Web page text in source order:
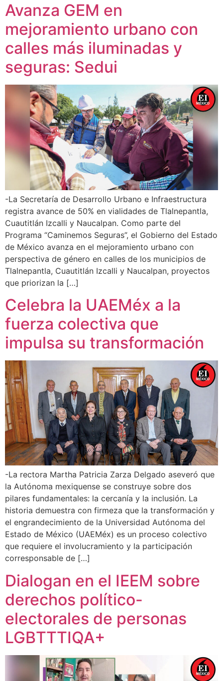
Avanza GEM en
mejoramiento urbano con
calles más iluminadas y
seguras: Sedui
-La Secretaría de Desarrollo Urbano e Infraestructura
registra avance de 50% en vialidades de Tlalnepantla,
Cuautitlán Izcalli y Naucalpan. Como parte del
Programa “Caminemos Seguras”, el Gobierno del Estado
de México avanza en el mejoramiento urbano con
perspectiva de género en calles de los municipios de
Tlalnepantla, Cuautitlán Izcalli y Naucalpan, proyectos
que priorizan la […]
Celebra la UAEMéx a la
fuerza colectiva que
impulsa su transformación
-La rectora Martha Patricia Zarza Delgado aseveró que
la Autónoma mexiquense se construye sobre dos
pilares fundamentales: la cercanía y la inclusión. La
historia demuestra con firmeza que la transformación y
el engrandecimiento de la Universidad Autónoma del
Estado de México (UAEMéx) es un proceso colectivo
que requiere el involucramiento y la participación
corresponsable de […]
Dialogan en el IEEM sobre
derechos político-
electorales de personas
LGBTTTIQA+